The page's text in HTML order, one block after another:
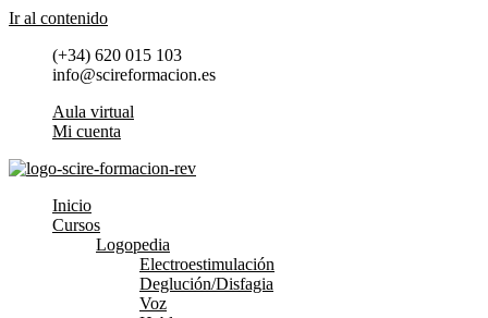
Ir al contenido
(+34) 620 015 103
info@scireformacion.es
Aula virtual
Mi cuenta
Inicio
Cursos
Logopedia
Electroestimulación
Deglución/Disfagia
Voz